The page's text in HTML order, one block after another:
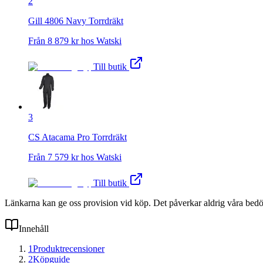
Gill 4806 Navy Torrdräkt
Från 8 879 kr hos Watski
Till butik
3
CS Atacama Pro Torrdräkt
Från 7 579 kr hos Watski
Till butik
Länkarna kan ge oss provision vid köp. Det påverkar aldrig våra
Innehåll
1Produktrecensioner
2Köpguide